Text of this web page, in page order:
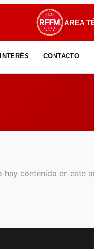
ÁREA
CONTACTO
hay contenido en este